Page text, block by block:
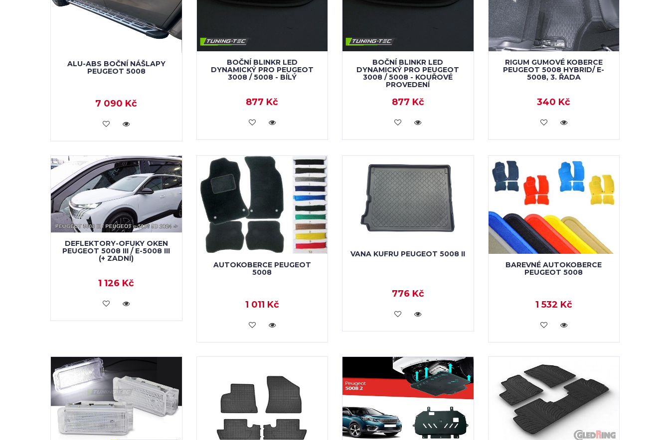
ALU-ABS BOČNÍ NÁŠLAPY
PEUGEOT 5008
7 090 Kč
KOUPIT
BOČNÍ BLINKR LED
DYNAMICKÝ PRO PEUGEOT
3008 / 5008 - BÍLÝ
877 Kč
KOUPIT
BOČNÍ BLINKR LED
DYNAMICKÝ PRO PEUGEOT
3008 / 5008 - KOUŘOVÉ
PROVEDENÍ
877 Kč
KOUPIT
RIGUM GUMOVÉ KOBERCE
PEUGEOT 5008 HYBRID/ E-
5008, 3. ŘADA
340 Kč
KOUPIT
DEFLEKTORY-OFUKY OKEN
PEUGEOT 5008 III / E-5008 III
(+ ZADNÍ)
1 126 Kč
KOUPIT
AUTOKOBERCE PEUGEOT
5008
1 011 Kč
KOUPIT
VANA KUFRU PEUGEOT 5008 II
776 Kč
KOUPIT
BAREVNÉ AUTOKOBERCE
PEUGEOT 5008
1 532 Kč
KOUPIT